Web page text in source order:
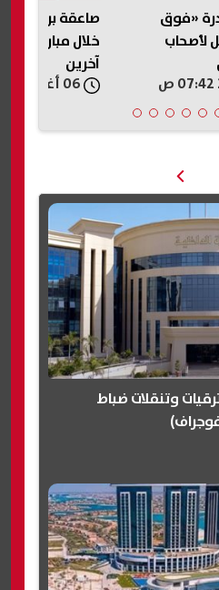
«فوق
لأصحاب
صاعقة برق
آخرين
وتنقلات ضباط